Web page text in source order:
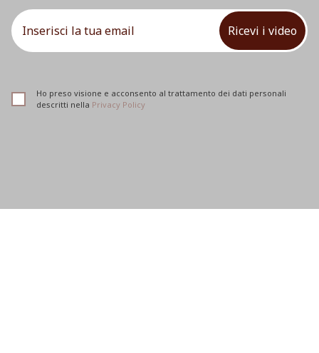
Ricevi i video
Ho preso visione e acconsento al trattamento dei dati personali
descritti nella Privacy Policy